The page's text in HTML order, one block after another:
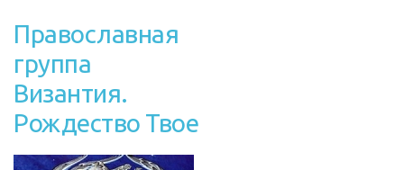
Православная
группа
Византия.
Рождество Твое